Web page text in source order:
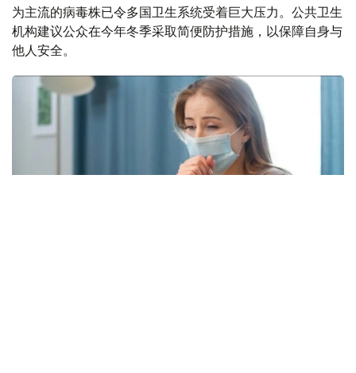
为主流的病毒株已令多国卫生系统受着巨大压力。公共卫生
机构建议公众在今年冬季采取简便防护措施，以保障自身与
他人安全。